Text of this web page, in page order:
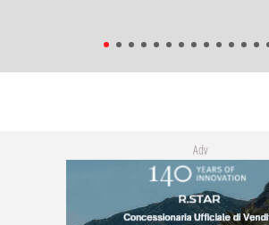
Adv